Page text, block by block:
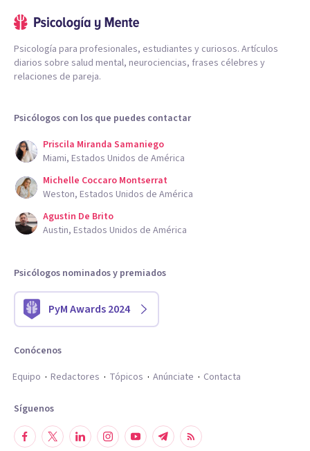
Psicología para profesionales, estudiantes y curiosos. Artículos
diarios sobre salud mental, neurociencias, frases célebres y
relaciones de pareja.
Psicólogos con los que puedes contactar
Priscila Miranda Samaniego
Miami, Estados Unidos de América
Michelle Coccaro Montserrat
Weston, Estados Unidos de América
Agustin De Brito
Austin, Estados Unidos de América
Psicólogos nominados y premiados
PyM Awards 2024
Conócenos
Equipo
Redactores Tópicos Anúnciate Contacta
Síguenos